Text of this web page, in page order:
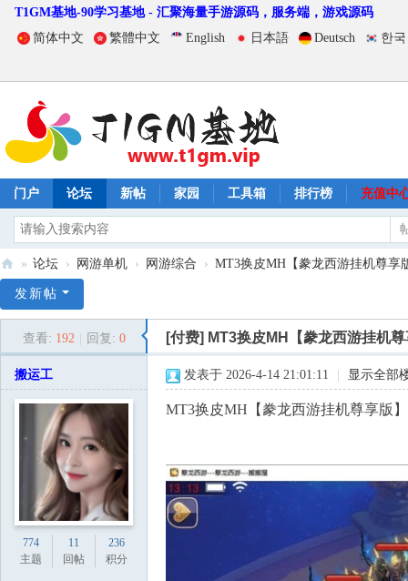
T1GM基地-90学习基地 - 汇聚海量手游源码，服务端，游戏源码
简体中文
繁體中文 English 日本語 Deutsch 한
门户 论坛 新帖 家园 工具箱 排行榜 充值中
1
» 论坛 › 网游单机 › 网游综合 › MT3换皮MH【豢龙西游挂机尊享
发新帖
查看: 192 回复: 0 [付费] MT3换皮MH【豢龙西游挂机
搬运工
774
主题
11
回帖
236
积分
发表于 2026-4-14 21:01:11 显示全部
MT3换皮MH【豢龙西游挂机尊享版